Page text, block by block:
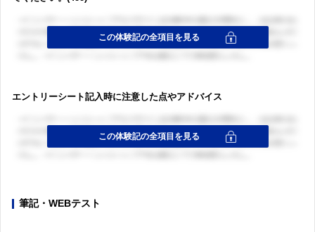
エントリーシート記入時に注意した点やアドバイス
筆記・WEBテスト